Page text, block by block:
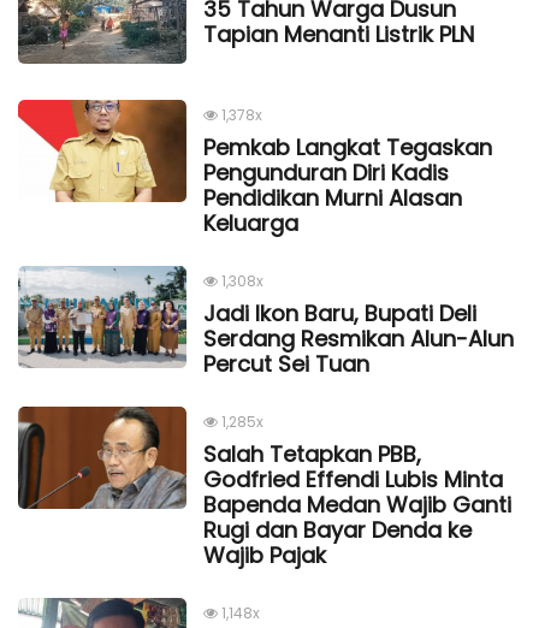
35 Tahun Warga Dusun
Tapian Menanti Listrik PLN
1,378x
Pemkab Langkat Tegaskan
Pengunduran Diri Kadis
Pendidikan Murni Alasan
Keluarga
1,308x
Jadi Ikon Baru, Bupati Deli
Serdang Resmikan Alun-Alun
Percut Sei Tuan
1,285x
Salah Tetapkan PBB,
Godfried Effendi Lubis Minta
Bapenda Medan Wajib Ganti
Rugi dan Bayar Denda ke
Wajib Pajak
1,148x